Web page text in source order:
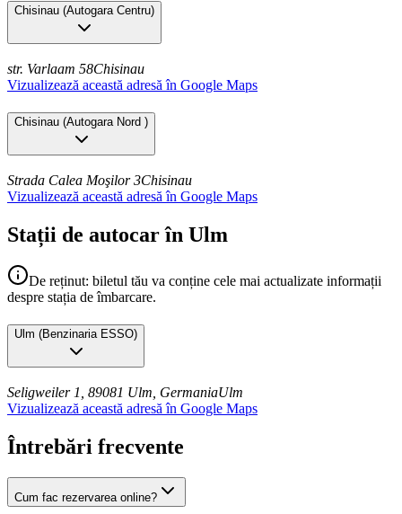
Chisinau (Autogara Centru)
str. Varlaam 58Chisinau
Vizualizează această adresă în Google Maps
Chisinau (Autogara Nord )
Strada Calea Moşilor 3Chisinau
Vizualizează această adresă în Google Maps
Stații de autocar în Ulm
De reținut: biletul tău va conține cele mai actualizate informații
despre stația de îmbarcare.
Ulm (Benzinaria ESSO)
Seligweiler 1, 89081 Ulm, GermaniaUlm
Vizualizează această adresă în Google Maps
Întrebări frecvente
Cum fac rezervarea online?